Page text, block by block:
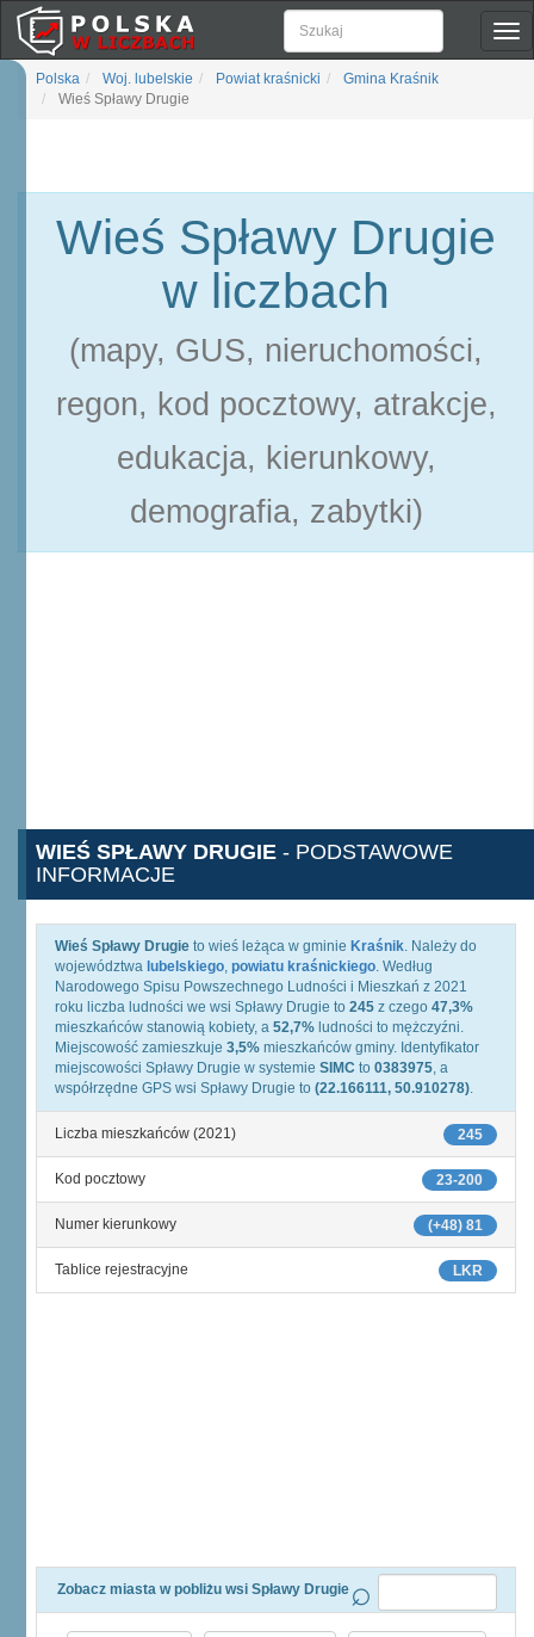
Polska Woj. lubelskie Powiat kraśnicki
Gmina Kraśnik
Wieś Spławy Drugie
Wieś Spławy Drugie
w liczbach
(mapy, GUS, nieruchomości,
regon, kod pocztowy, atrakcje,
edukacja, kierunkowy,
demografia, zabytki)
WIEŚ SPŁAWY DRUGIE - PODSTAWOWE
INFORMACJE
Wieś Spławy Drugie to wieś leżąca w gminie Kraśnik. Należy do
województwa lubelskiego, powiatu kraśnickiego. Według
Narodowego Spisu Powszechnego Ludności i Mieszkań z 2021
roku liczba ludności we wsi Spławy Drugie to 245 z czego 47,3%
mieszkańców stanowią kobiety, a 52,7% ludności to mężczyźni.
Miejscowość zamieszkuje 3,5% mieszkańców gminy. Identyfikator
miejscowości Spławy Drugie w systemie SIMC to 0383975, a
współrzędne GPS wsi Spławy Drugie to (22.166111, 50.910278).
245
Liczba mieszkańców (2021)
23-200
Kod pocztowy
(+48) 81
Numer kierunkowy
LKR
Tablice rejestracyjne
Zobacz miasta w pobliżu wsi Spławy Drugie